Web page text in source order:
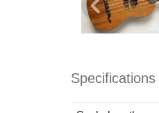
Specifications